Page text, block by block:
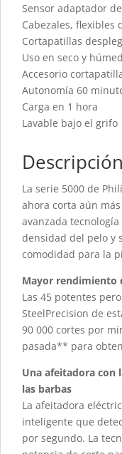
Sensor adaptador
Cabezales, flexibles
Cortapatillas
Uso en seco y
Accesorio
Autonomía 60
Carga en 1 hora
Lavable bajo el grifo
La serie 5000 de
ahora corta aún
avanzada
densidad del pelo y
comodidad para la
Mayor rendimiento
Las 45 potentes
SteelPrecision de
90 000 cortes por
pasada** para
Una afeitadora con
las barbas
La afeitadora
inteligente que
por segundo. La